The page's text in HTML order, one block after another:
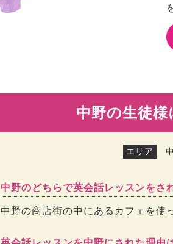
中野の生徒
エリア
中野のどちらで英会話レッスンをさ
中野の商店街の中にあるカフェを使